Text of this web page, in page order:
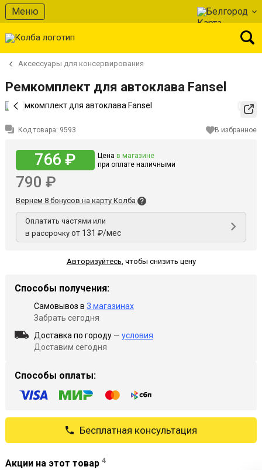
Меню Белгород
Аксессуары для консервирования
Ремкомплект для автоклава Fansel
Код товара: 9593 В избранное
766 ₽ Цена в магазине
при оплате наличными
790 ₽
Вернем 8 бонусов на карту Колба
Оплатить частями или
в рассрочку от 131 ₽/мес
Авторизуйтесь, чтобы снизить цену
Способы получения:
Самовывоз в 3 магазинах
Забрать сегодня
Доставка по городу — условия
Доставим сегодня
Способы оплаты:
Бесплатная консультация
Акции на этот товар 4